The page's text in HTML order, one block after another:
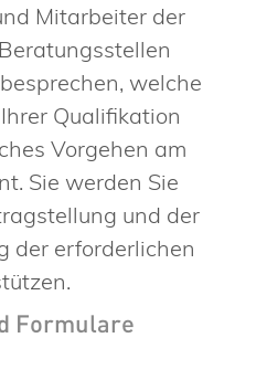
Mitarbeiter der
welche
Qualifikation
Vorgehen am
Sie werden Sie
und der
der erforderlichen
Formulare